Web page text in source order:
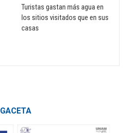
Turistas gastan más agua en
los sitios visitados que en sus
casas
GACETA